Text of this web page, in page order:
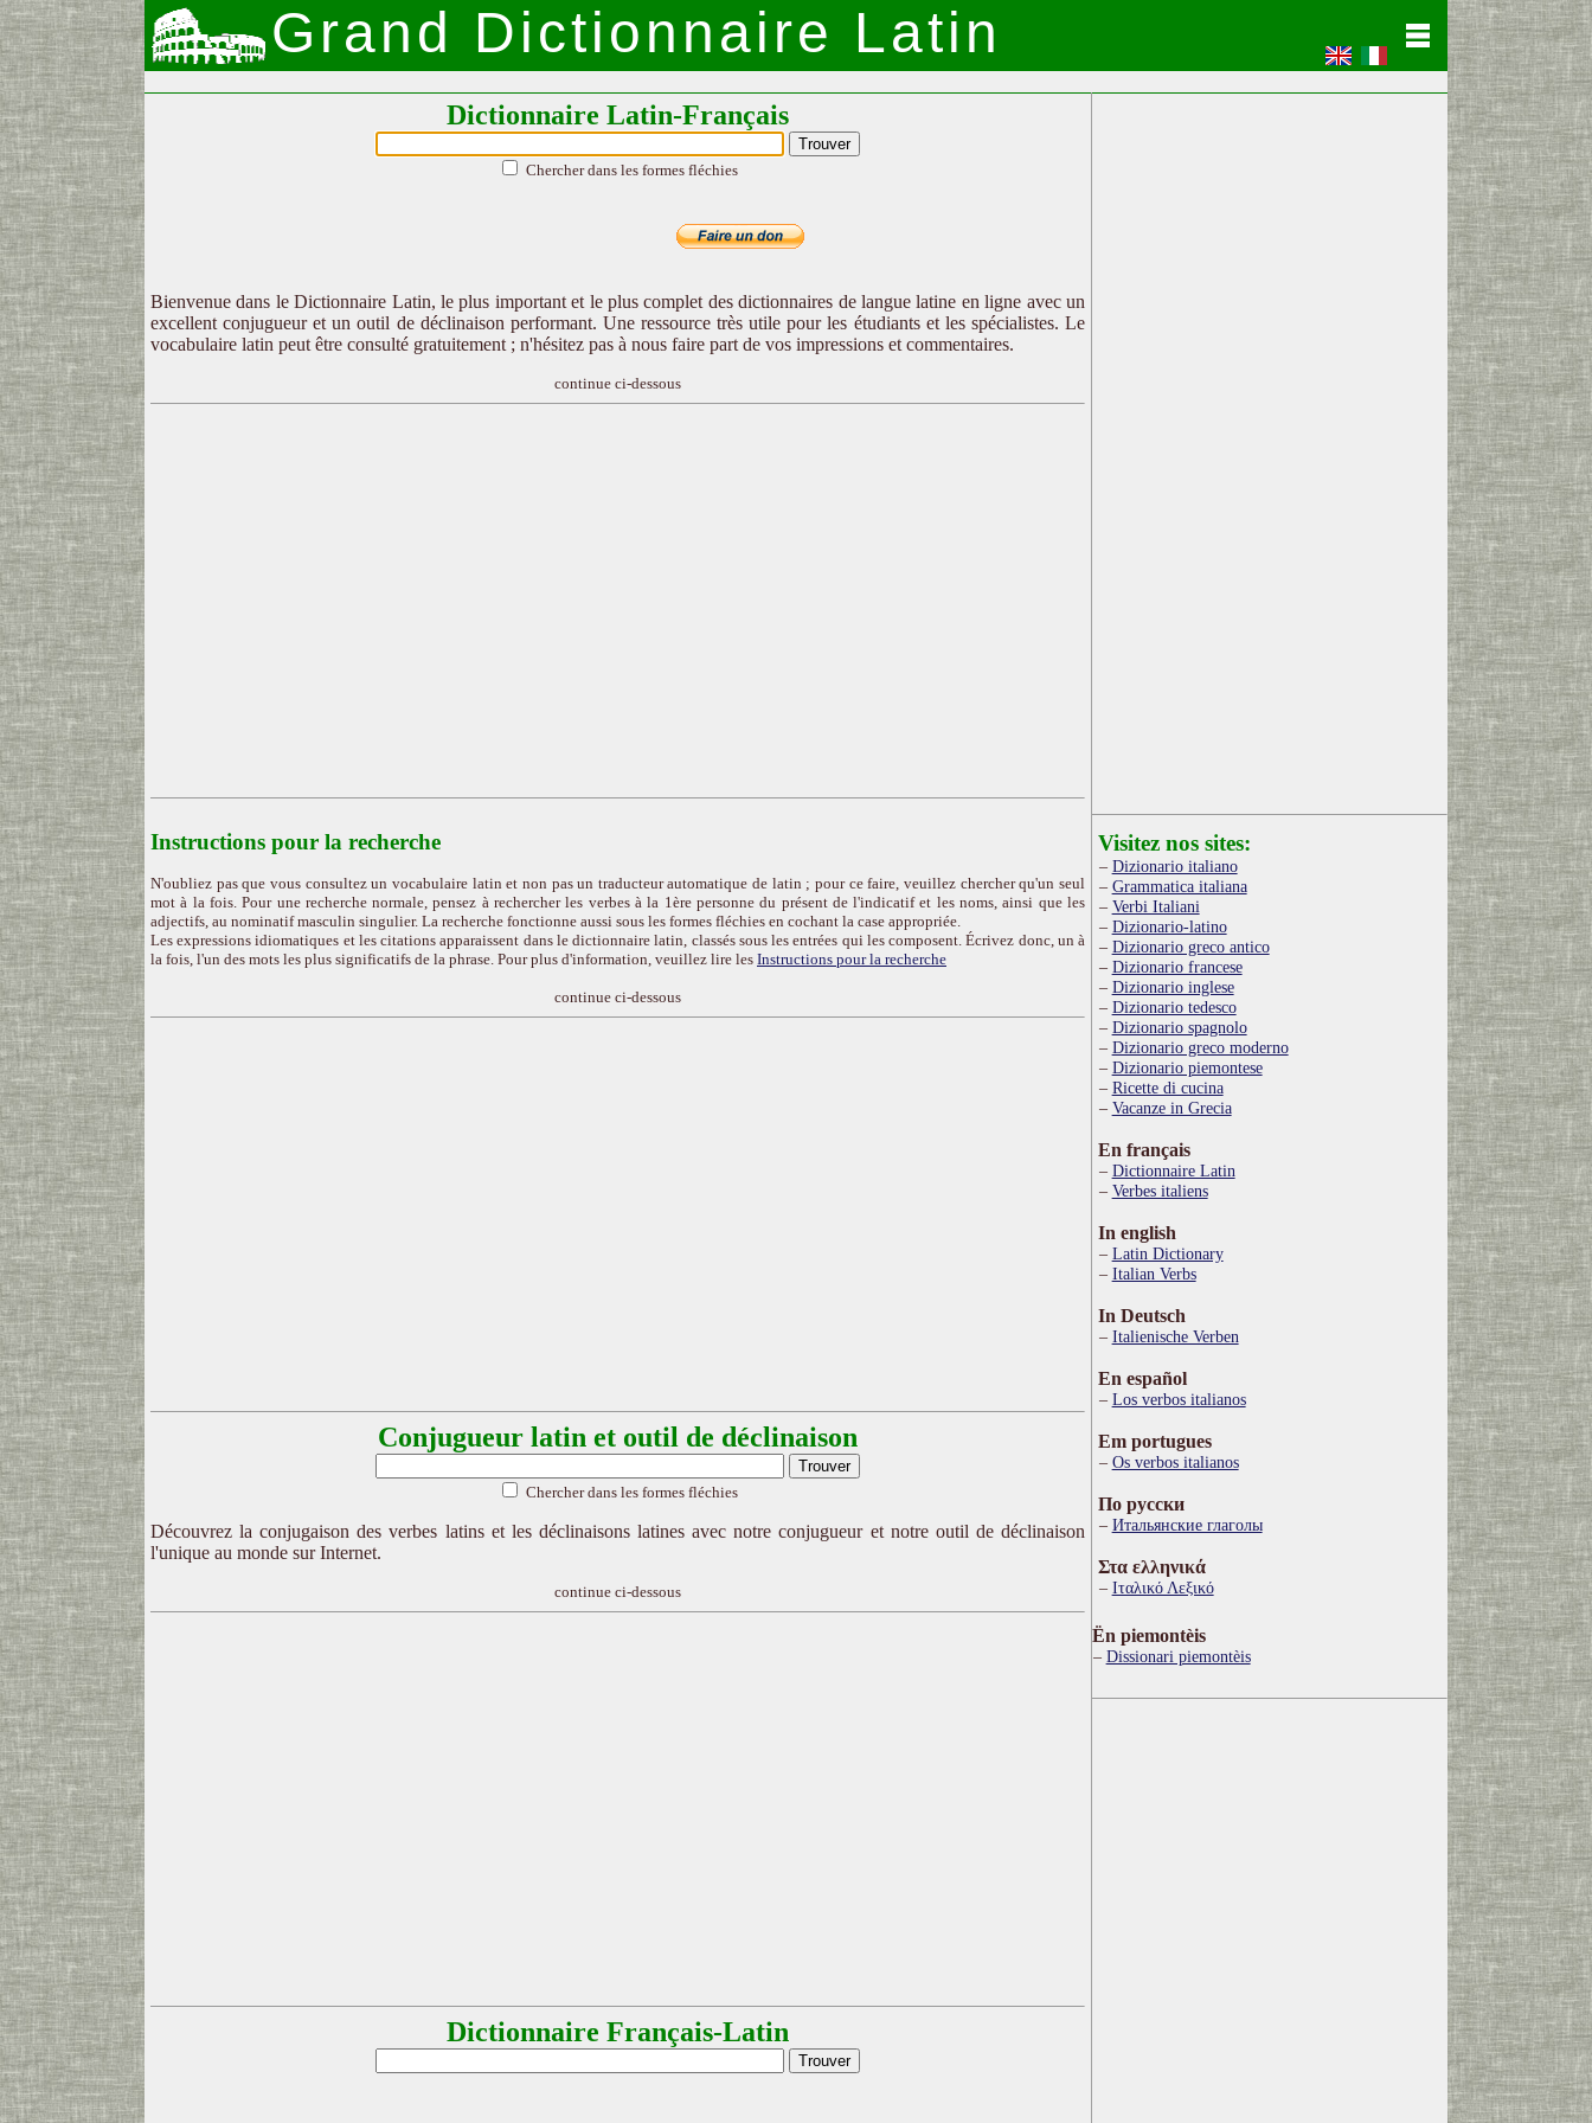
Grand Dictionnaire Latin
Dictionnaire Latin-Français
Chercher dans les formes fléchies
Bienvenue dans le Dictionnaire Latin, le plus important et le plus complet des dictionnaires de langue latine en ligne avec un
excellent conjugueur et un outil de déclinaison performant. Une ressource très utile pour les étudiants et les spécialistes. Le
vocabulaire latin peut être consulté gratuitement ; n'hésitez pas à nous faire part de vos impressions et commentaires.
continue ci-dessous
Instructions pour la recherche
N'oubliez pas que vous consultez un vocabulaire latin et non pas un traducteur automatique de latin ; pour ce faire, veuillez chercher qu'un seul
mot à la fois. Pour une recherche normale, pensez à rechercher les verbes à la 1ère personne du présent de l'indicatif et les noms, ainsi que les
adjectifs, au nominatif masculin singulier. La recherche fonctionne aussi sous les formes fléchies en cochant la case appropriée.
Les expressions idiomatiques et les citations apparaissent dans le dictionnaire latin, classés sous les entrées qui les composent. Écrivez donc, un à
la fois, l'un des mots les plus significatifs de la phrase. Pour plus d'information, veuillez lire les Instructions pour la recherche
continue ci-dessous
Conjugueur latin et outil de déclinaison
Chercher dans les formes fléchies
Découvrez la conjugaison des verbes latins et les déclinaisons latines avec notre conjugueur et notre outil de déclinaison
l'unique au monde sur Internet.
continue ci-dessous
Dictionnaire Français-Latin
Visitez nos sites:
Dizionario italiano
Grammatica italiana
Verbi Italiani
Dizionario-latino
Dizionario greco antico
Dizionario francese
Dizionario inglese
Dizionario tedesco
Dizionario spagnolo
Dizionario greco moderno
Dizionario piemontese
Ricette di cucina
Vacanze in Grecia
En français
Dictionnaire Latin
Verbes italiens
In english
Latin Dictionary
Italian Verbs
In Deutsch
Italienische Verben
En español
Los verbos italianos
Em portugues
Os verbos italianos
По русски
Итальянские глаголы
Στα ελληνικά
Ιταλικό Λεξικό
Ën piemontèis
Dissionari piemontèis